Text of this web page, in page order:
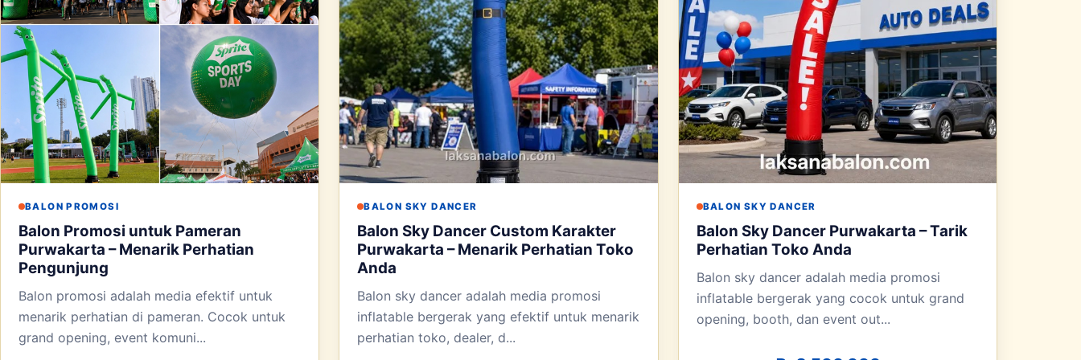
BALON PROMOSI
Balon Promosi untuk Pameran
Purwakarta – Menarik Perhatian
Pengunjung
Balon promosi adalah media efektif untuk
menarik perhatian di pameran. Cocok untuk
grand opening, event komuni...
BALON SKY DANCER
Balon Sky Dancer Custom Karakter
Purwakarta – Menarik Perhatian Toko
Anda
Balon sky dancer adalah media promosi
inflatable bergerak yang efektif untuk menarik
perhatian toko, dealer, d...
BALON SKY DANCER
Balon Sky Dancer Purwakarta – Tarik
Perhatian Toko Anda
Balon sky dancer adalah media promosi
inflatable bergerak yang cocok untuk grand
opening, booth, dan event out...